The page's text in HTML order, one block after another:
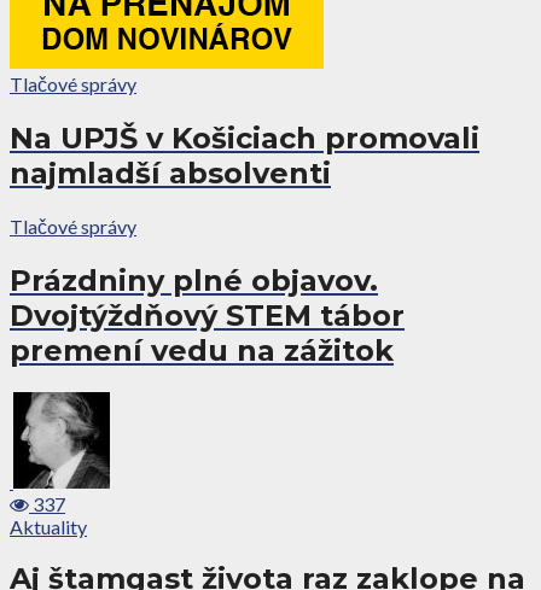
Tlačové správy
Na UPJŠ v Košiciach promovali
najmladší absolventi
Tlačové správy
Prázdniny plné objavov.
Dvojtýždňový STEM tábor
premení vedu na zážitok
337
Aktuality
Aj štamgast života raz zaklope na